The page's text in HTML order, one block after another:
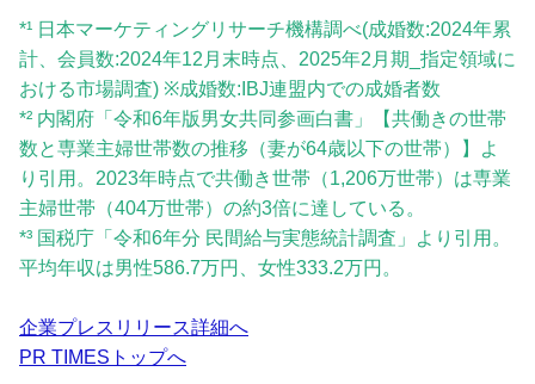
*¹ 日本マーケティングリサーチ機構調べ(成婚数:2024年累
計、会員数:2024年12月末時点、2025年2月期_指定領域に
おける市場調査) ※成婚数:IBJ連盟内での成婚者数
*² 内閣府「令和6年版男女共同参画白書」【共働きの世帯
数と専業主婦世帯数の推移（妻が64歳以下の世帯）】よ
り引用。2023年時点で共働き世帯（1,206万世帯）は専業
主婦世帯（404万世帯）の約3倍に達している。
*³ 国税庁「令和6年分 民間給与実態統計調査」より引用。
平均年収は男性586.7万円、女性333.2万円。
企業プレスリリース詳細へ
PR TIMESトップへ